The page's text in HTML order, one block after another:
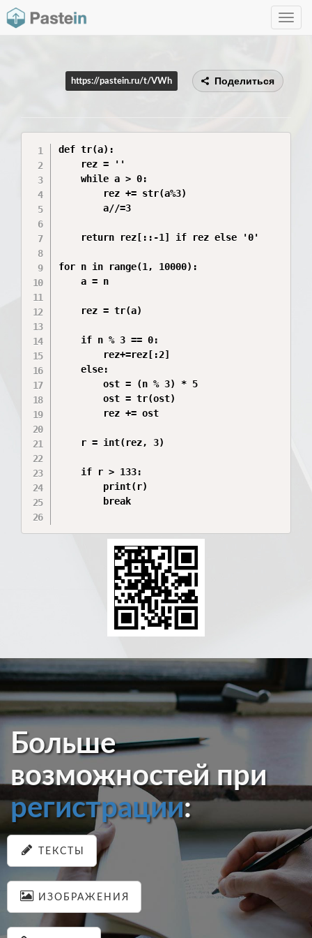
Toggle
https://pastein.ru/t/VWh Поделиться
def tr(a):
    rez = ''
    while a > 0:
        rez += str(a%3)
        a//=3
    return rez[::-1] if rez else '0'
for n in range(1, 10000):
    a = n
    rez = tr(a)
    if n % 3 == 0:
        rez+=rez[:2]
    else:
        ost = (n % 3) * 5
        ost = tr(ost)
        rez += ost
    r = int(rez, 3)
    if r > 133:
        print(r)
        break
Больше
возможностей при
регистрации:
ТЕКСТЫ
ИЗОБРАЖЕНИЯ